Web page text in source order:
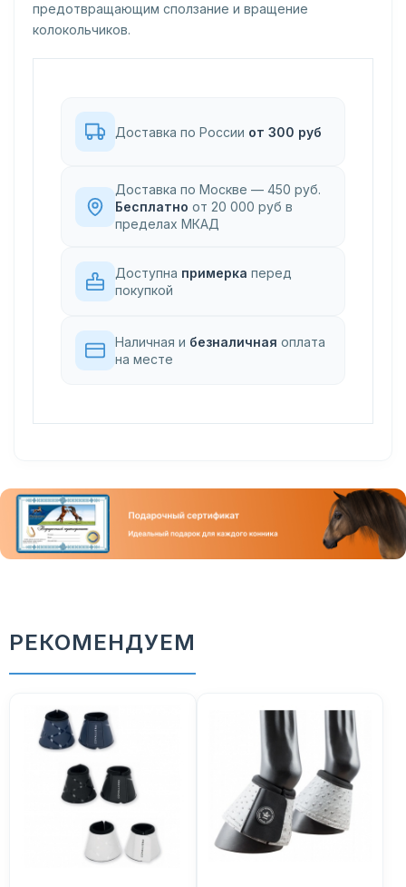
предотвращающим сползание и вращение
колокольчиков.
Доставка по России от 300 руб
Доставка по Москве — 450 руб.
Бесплатно от 20 000 руб в
пределах МКАД
Доступна примерка перед
покупкой
Наличная и безналичная оплата
на месте
РЕКОМЕНДУЕМ